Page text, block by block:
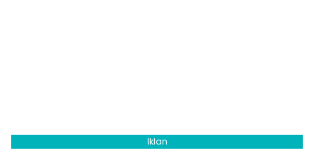
Iklan